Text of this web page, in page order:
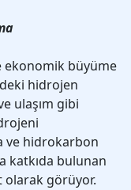
ekonomik büyüme
hidrojen
ulaşım gibi
ve hidrokarbon
katkıda bulunan
olarak görüyor.